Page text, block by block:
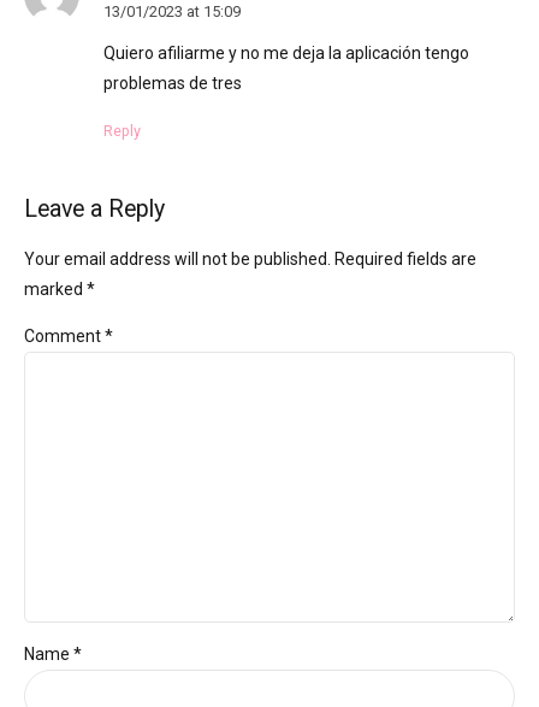
13/01/2023 at 15:09
Quiero afiliarme y no me deja la aplicación tengo
problemas de tres
Reply
Leave a Reply
Your email address will not be published. Required fields are
marked *
Comment*
Name *